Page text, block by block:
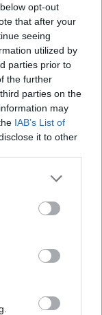
opt-out
that after your
seeing
utilized by
parties prior to
the further
parties on the
may
IAB’s List of
it to other
spazio
una multa di
Camping
riproposto
il suo
di qualche
questi mezzi.
per fare cassa,